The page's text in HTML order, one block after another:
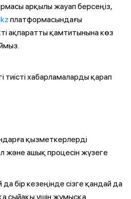
арқылы жауап берсеңіз,
платформасындағы
ақпаратты қамтитынына көз
тиісті хабарламаларды қарап
қызметкерлерді
және ашық процесін жүзеге
бір кезеңінде сізге қандай да
сыйақы үшін жұмысқа